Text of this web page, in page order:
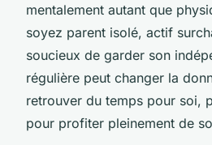
mentalement autant que
soyez parent isolé, actif
soucieux de garder son
régulière peut changer la
retrouver du temps pour soi,
pour profiter pleinement de